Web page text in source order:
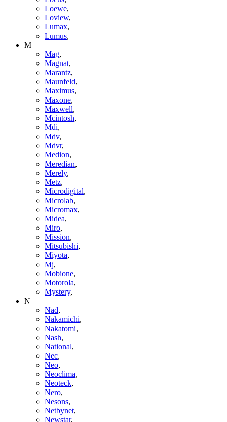
Loewe,
Loview,
Lumax,
Lumus,
M
Mag,
Magnat,
Marantz,
Maunfeld,
Maximus,
Maxone,
Maxwell,
Mcintosh,
Mdi,
Mdv,
Mdvr,
Medion,
Meredian,
Merely,
Metz,
Microdigital,
Microlab,
Micromax,
Midea,
Miro,
Mission,
Mitsubishi,
Miyota,
Mj,
Mobione,
Motorola,
Mystery,
N
Nad,
Nakamichi,
Nakatomi,
Nash,
National,
Nec,
Neo,
Neoclima,
Neoteck,
Nero,
Nesons,
Netbynet,
Newstar,